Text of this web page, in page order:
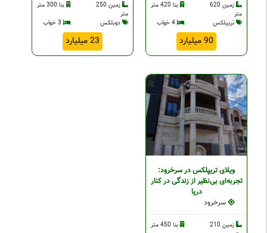
زمین 620
متر
بنا 420 متر
تریپلکس
4 خواب
90 میلیارد
زمین 250
متر
بنا 300 متر
دوبلکس
23 میلیارد
ویلای تریپلکس در سرخرود:
تجربه‌ای بی‌نظیر از زندگی در کنار
دریا
سرخرود
زمین 210
بنا 450 متر